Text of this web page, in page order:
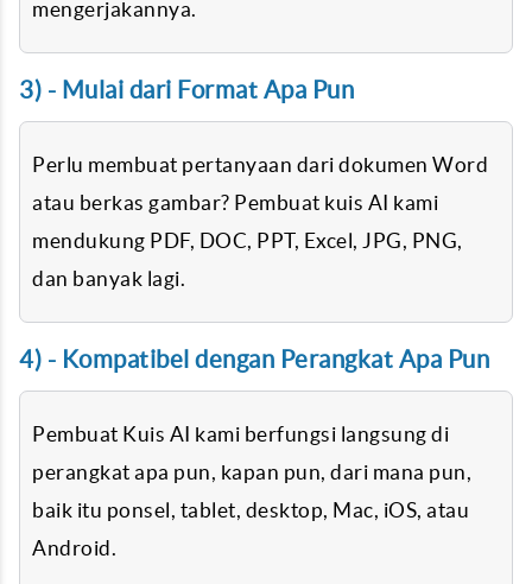
mengerjakannya.
3) - Mulai dari Format Apa Pun
Perlu membuat pertanyaan dari dokumen Word
atau berkas gambar? Pembuat kuis AI kami
mendukung PDF, DOC, PPT, Excel, JPG, PNG,
dan banyak lagi.
4) - Kompatibel dengan Perangkat Apa Pun
Pembuat Kuis AI kami berfungsi langsung di
perangkat apa pun, kapan pun, dari mana pun,
baik itu ponsel, tablet, desktop, Mac, iOS, atau
Android.